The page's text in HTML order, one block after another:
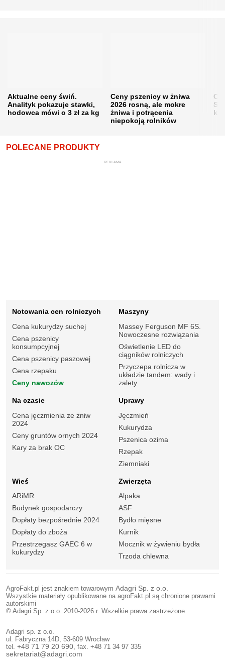
Aktualne ceny świń.
Analityk pokazuje stawki,
hodowca mówi o 3 zł za kg
Ceny pszenicy w żniwa
2026 rosną, ale mokre
żniwa i potrącenia
niepokoją rolników
POLECANE PRODUKTY
REKLAMA
Notowania cen rolniczych
Cena kukurydzy suchej
Cena pszenicy
konsumpcyjnej
Cena pszenicy paszowej
Cena rzepaku
Ceny nawozów
Maszyny
Massey Ferguson MF 6S.
Nowoczesne rozwiązania
Oświetlenie LED do
ciągników rolniczych
Przyczepa rolnicza w
układzie tandem: wady i
zalety
Na czasie
Cena jęczmienia ze żniw
2024
Ceny gruntów ornych 2024
Kary za brak OC
Uprawy
Jęczmień
Kukurydza
Pszenica ozima
Rzepak
Ziemniaki
Wieś
ARiMR
Budynek gospodarczy
Dopłaty bezpośrednie 2024
Dopłaty do zboża
Przestrzegasz GAEC 6 w
kukurydzy
Zwierzęta
Alpaka
ASF
Bydło mięsne
Kurnik
Mocznik w żywieniu bydła
Trzoda chlewna
AgroFakt.pl jest znakiem towarowym Adagri Sp. z o.o.
Wszystkie materiały opublikowane na agroFakt.pl są chronione prawami
autorskimi
© Adagri Sp. z o.o. 2010-2026 r. Wszelkie prawa zastrzeżone.
Adagri sp. z o.o.
ul. Fabryczna 14D, 53-609 Wrocław
tel. +48 71 79 20 690 , fax. +48 71 34 97 335
sekretariat@adagri.com